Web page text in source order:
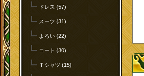
ドレス (57)
スーツ (31)
よろい (22)
コート (30)
Ｔシャツ (15)